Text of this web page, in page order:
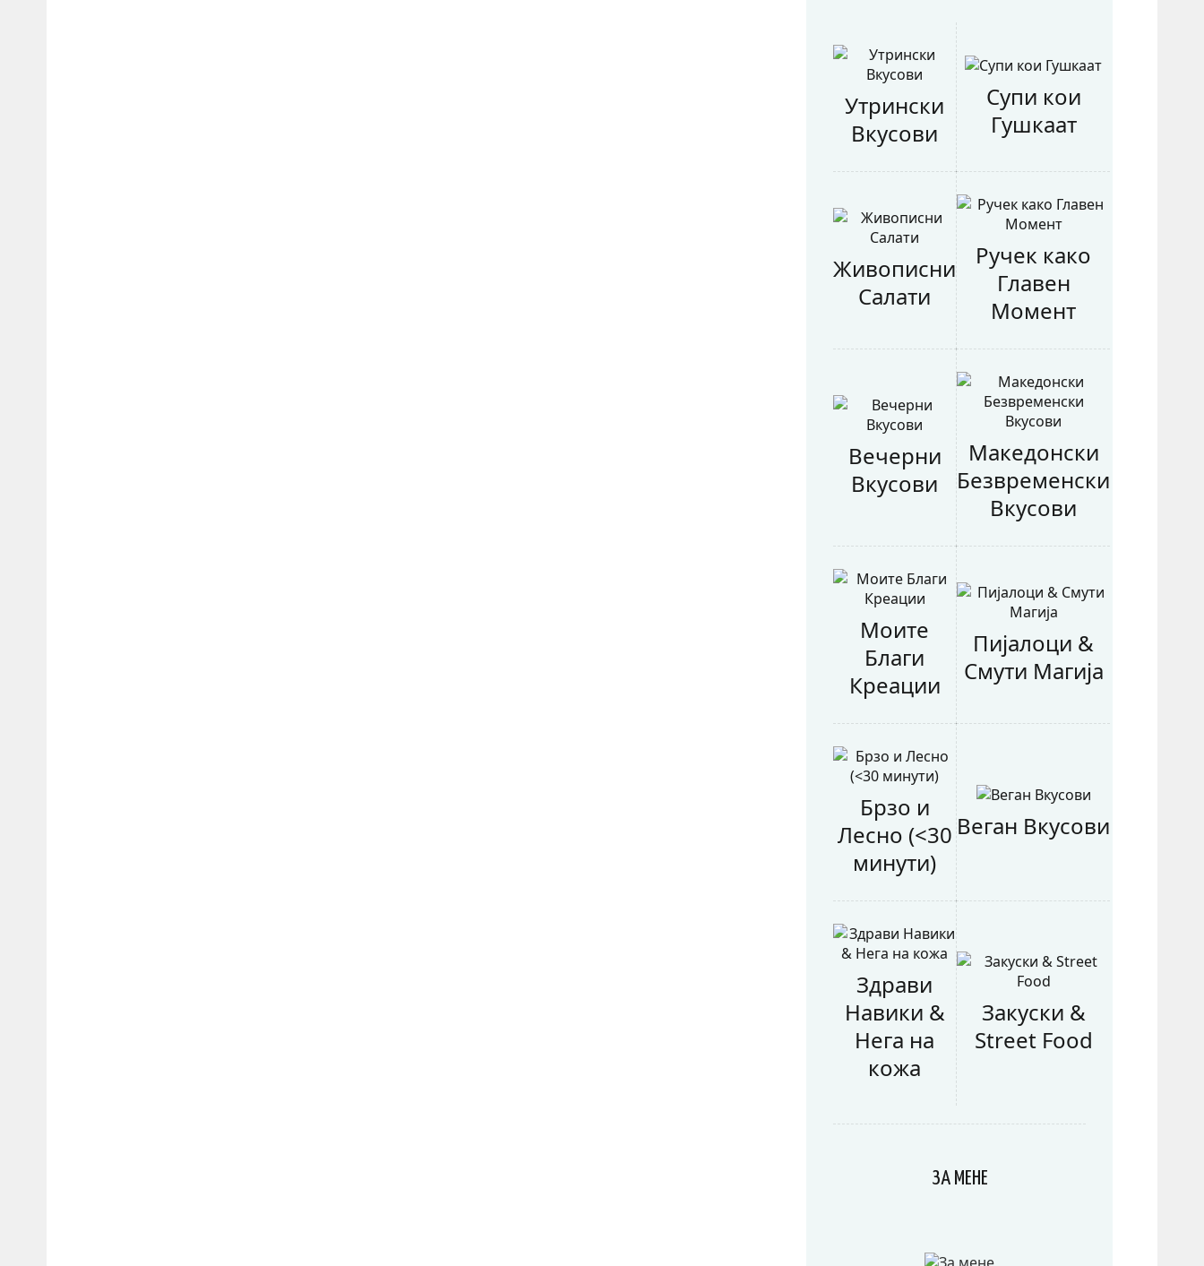
Утрински
Вкусови
Супи кои
Гушкаат
Живописни
Салати
Ручек како
Главен
Момент
Вечерни
Вкусови
Македонски
Безвременски
Вкусови
Моите
Благи
Креации
Пијалоци &
Смути Магија
Брзо и
Лесно (<30
минути)
Веган Вкусови
Здрави
Навики &
Нега на
кожа
Закуски &
Street Food
ЗА МЕНЕ